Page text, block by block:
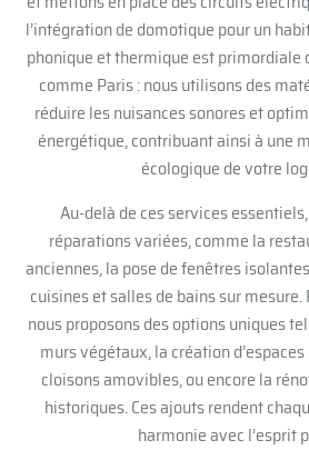
l’intégration de domotique pour un
phonique et thermique est primordiale
comme Paris : nous utilisons des
réduire les nuisances sonores et
énergétique, contribuant ainsi à une
écologique de votre
Au-delà de ces services
réparations variées, comme la
anciennes, la pose de fenêtres
cuisines et salles de bains sur
nous proposons des options uniques
murs végétaux, la création
cloisons amovibles, ou encore la
historiques. Ces ajouts rendent
harmonie avec l’esprit